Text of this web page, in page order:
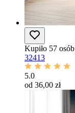
Kupiło 57 osób
32413
5.0
od 36,00 zł